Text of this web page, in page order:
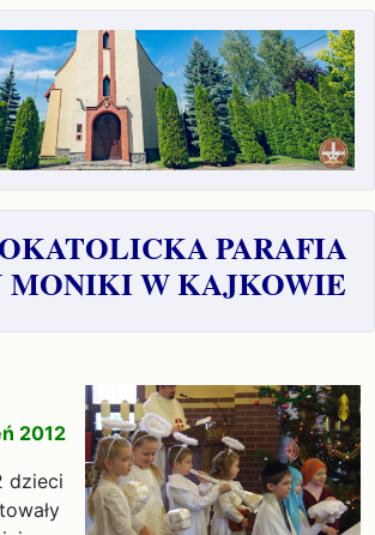
PARAFIA
MONIKI W KAJKOWIE
2012
dzieci